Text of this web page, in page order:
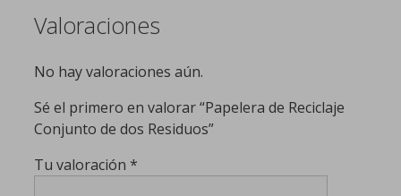
Valoraciones
No hay valoraciones aún.
Sé el primero en valorar “Papelera de Reciclaje
Conjunto de dos Residuos”
Tu valoración *